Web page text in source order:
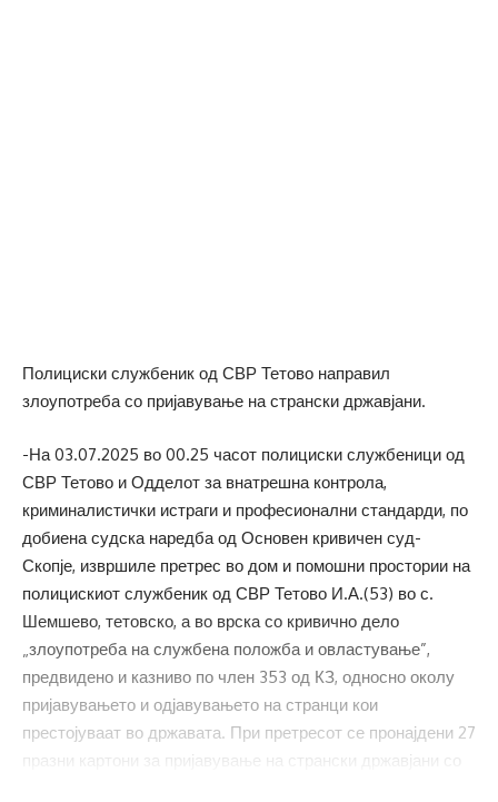
Полициски службеник од СВР Тетово направил
злоупотреба со пријавување на странски државјани.
-На 03.07.2025 во 00.25 часот полициски службеници од
СВР Тетово и Одделот за внатрешна контрола,
криминалистички истраги и професионални стандарди, по
добиена судска наредба од Основен кривичен суд-
Скопје, извршиле претрес во дом и помошни простории на
полицискиот службеник од СВР Тетово И.А.(53) во с.
Шемшево, тетовско, а во врска со кривично дело
„злоупотреба на службена положба и овластување”,
предвидено и казниво по член 353 од КЗ, односно околу
пријавувањето и одјавувањето на странци кои
престојуваат во државата. При претресот се пронајдени 27
празни картони за пријавување на странски државјани со